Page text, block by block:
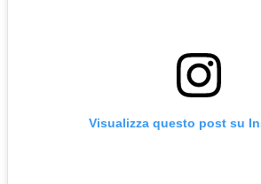
Visualizza questo post su